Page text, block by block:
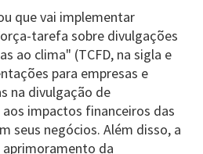
que vai implementar
tarefa sobre divulgações
ao clima" (TCFD, na sigla e
para empresas e
na divulgação de
impactos financeiros das
seus negócios. Além disso, a
aprimoramento da